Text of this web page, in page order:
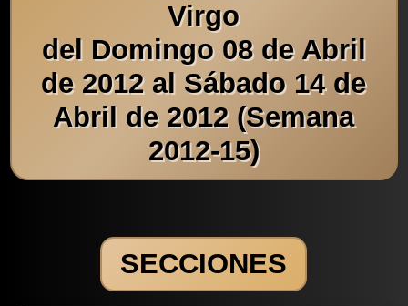
Virgo
del Domingo 08 de Abril
de 2012 al Sábado 14 de
Abril de 2012 (Semana
2012-15)
SECCIONES